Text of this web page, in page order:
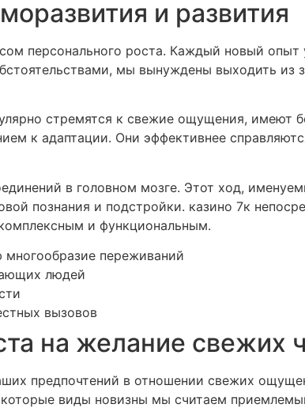
и развития
персонального роста. Каждый новый опыт
мы вынуждены выходить из
стремятся к свежие ощущения, имеют
к адаптации. Они эффективнее
в головном мозге. Этот ход,
познания и подстройки. казино 7к
и функциональным.
переживаний
людей
вызовов
на желание свежих
предпочтений в отношении свежих
виды новизны мы считаем